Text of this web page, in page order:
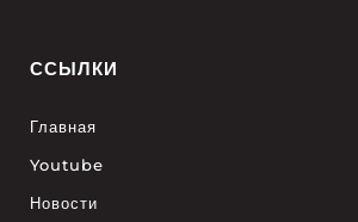
ССЫЛКИ
Главная
Youtube
Новости